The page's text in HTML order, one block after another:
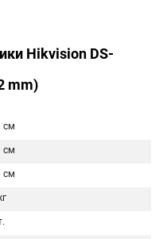
Hikvision DS-
mm)
см
см
см